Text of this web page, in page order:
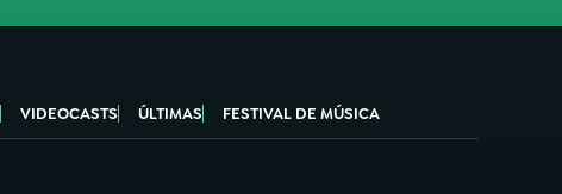
VIDEOCASTS ÚLTIMAS FESTIVAL DE MÚSICA